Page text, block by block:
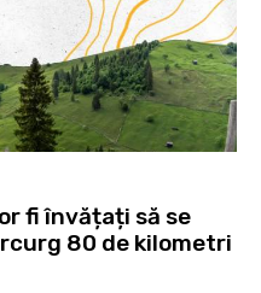
fi învățați să se
80 de kilometri